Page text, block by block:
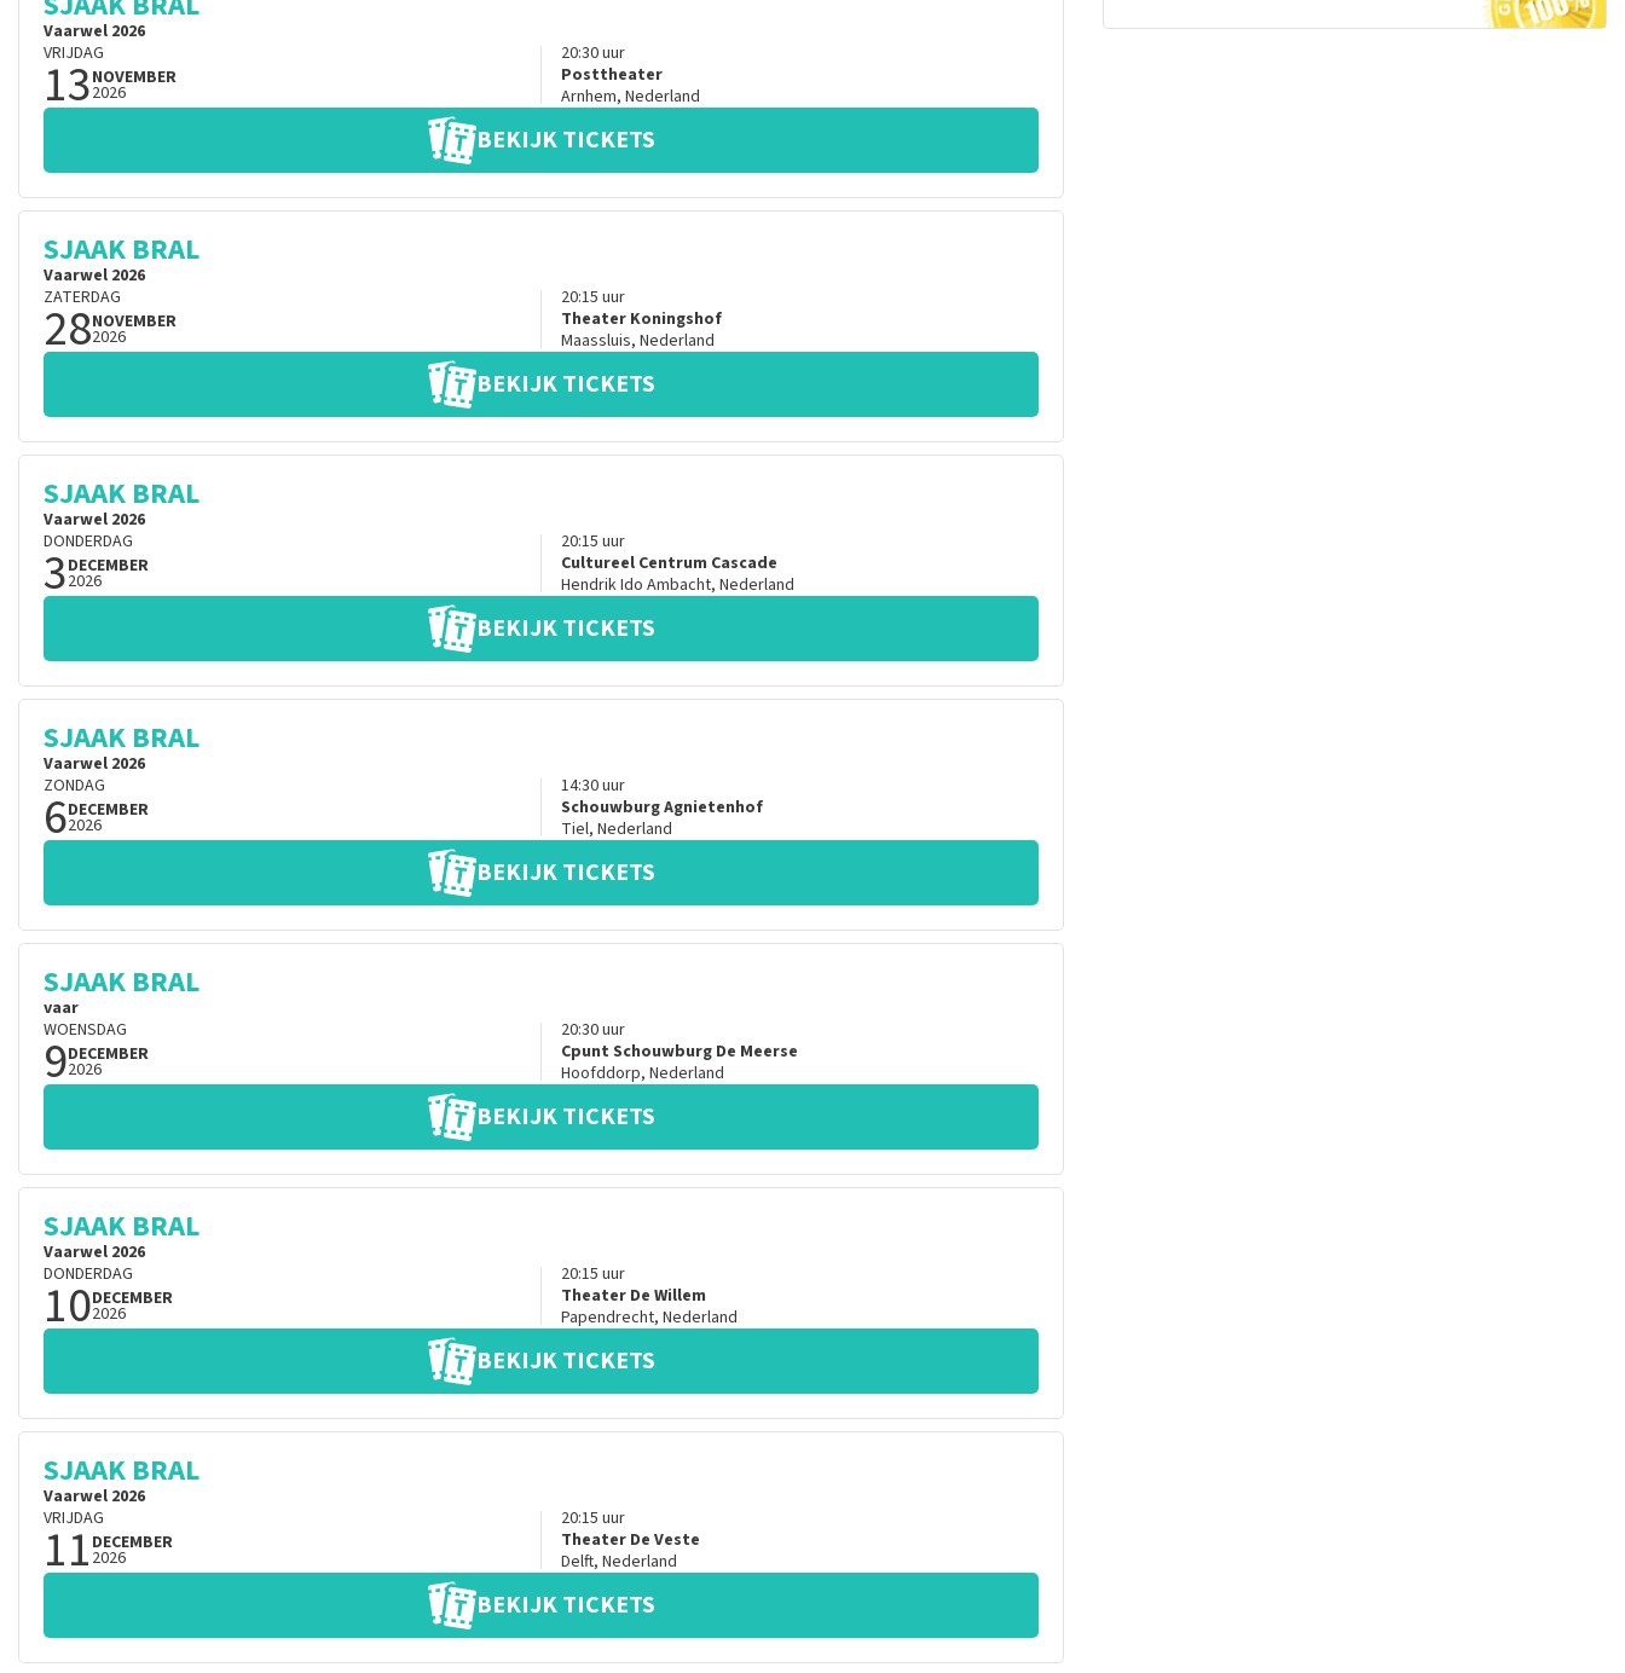
Vaarwel 2026
VRIJDAG
13NOVEMBER
2026
20:30uur
Posttheater
Arnhem, Nederland
BEKIJK TICKETS
SJAAK BRAL
Vaarwel 2026
ZATERDAG
28NOVEMBER
2026
20:15 uur
Theater Koningshof
Maassluis, Nederland
BEKIJK TICKETS
SJAAK BRAL
Vaarwel 2026
DONDERDAG
3DECEMBER
2026
20:15 uur
Cultureel Centrum Cascade
Hendrik Ido Ambacht, Nederland
BEKIJK TICKETS
SJAAK BRAL
Vaarwel 2026
ZONDAG
6DECEMBER
2026
14:30uur
Schouwburg Agnietenhof
Tiel, Nederland
BEKIJK TICKETS
SJAAK BRAL
vaar
WOENSDAG
9DECEMBER
2026
20:30uur
Cpunt Schouwburg De Meerse
Hoofddorp, Nederland
BEKIJK TICKETS
SJAAK BRAL
Vaarwel 2026
DONDERDAG
10DECEMBER
2026
20:15 uur
Theater De Willem
Papendrecht, Nederland
BEKIJK TICKETS
SJAAK BRAL
Vaarwel 2026
VRIJDAG
11 DECEMBER
2026
20:15 uur
Theater De Veste
Delft, Nederland
BEKIJK TICKETS